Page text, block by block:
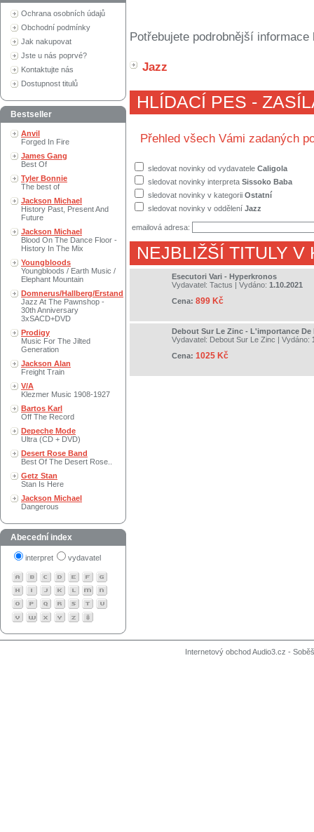
Ochrana osobních údajů
Obchodní podmínky
Jak nakupovat
Jste u nás poprvé?
Kontaktujte nás
Dostupnost titulů
Bestseller
Anvil
Forged In Fire
James Gang
Best Of
Tyler Bonnie
The best of
Jackson Michael
History Past, Present And
Future
Jackson Michael
Blood On The Dance Floor -
History In The Mix
Youngbloods
Youngbloods / Earth Music /
Elephant Mountain
Domnerus/Hallberg/Erstand
Jazz At The Pawnshop -
30th Anniversary
3xSACD+DVD
Prodigy
Music For The Jilted
Generation
Jackson Alan
Freight Train
V/A
Klezmer Music 1908-1927
Bartos Karl
Off The Record
Depeche Mode
Ultra (CD + DVD)
Desert Rose Band
Best Of The Desert Rose..
Getz Stan
Stan Is Here
Jackson Michael
Dangerous
Abecední index
interpret vydavatel
Potřebujete podrobnější
Jazz
HLÍDACÍ PES -
Přehled všech Vámi zadaných
sledovat novinky od vydavatele Caligola
sledovat novinky interpreta Sissoko Baba
sledovat novinky v kategorii Ostatní
sledovat novinky v oddělení Jazz
emailová adresa:
NEJBLIŽŠÍ TITULY V
Esecutori Vari - Hyperkronos
Vydavatel: Tactus | Vydáno: 1.10.2021
Cena: 899 Kč
Debout Sur Le Zinc - L'importance De
Vydavatel: Debout Sur Le Zinc | Vydáno:
Cena: 1025 Kč
Internetový obchod Audio3.cz -